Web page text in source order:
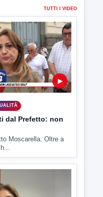
▶
dal Prefetto: non
Moscarella. Oltre a